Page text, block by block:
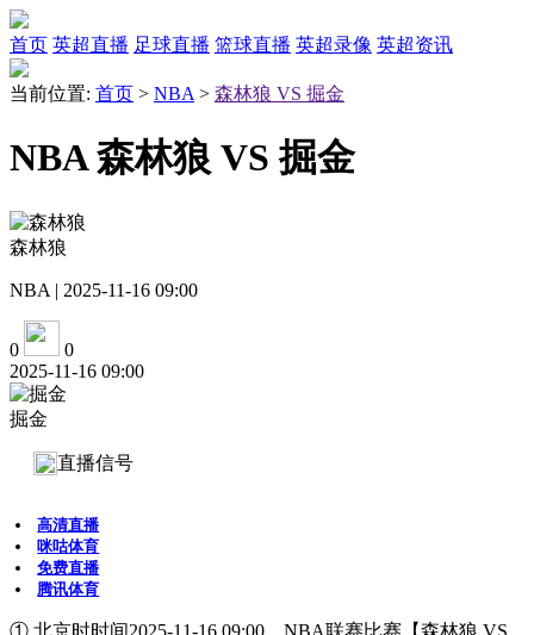
首页 英超直播 足球直播 篮球直播 英超录像 英超资讯
当前位置: 首页 > NBA > 森林狼 VS 掘金
NBA 森林狼 VS 掘金
森林狼
NBA | 2025-11-16 09:00
0
0
2025-11-16 09:00
掘金
直播信号
高清直播
咪咕体育
免费直播
腾讯体育
①.北京时时间2025-11-16 09:00，NBA联赛比赛【森林狼 VS